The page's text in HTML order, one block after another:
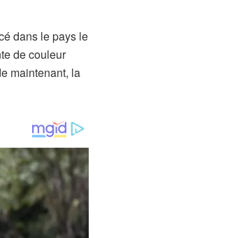
dans le pays le
de couleur
maintenant, la